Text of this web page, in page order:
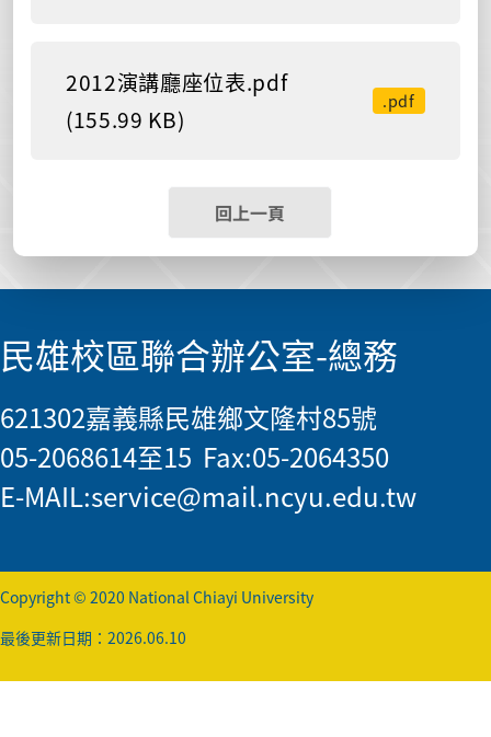
2012演講廳座位表.pdf
(155.99 KB)
.pdf
回上一頁
民雄校區聯合辦公室-總務
621302嘉義縣民雄鄉文隆村85號
05-2068614至15 Fax:05-2064350
E-MAIL:service@mail.ncyu.edu.tw
Copyright © 2020 National Chiayi University
最後更新日期：2026.06.10